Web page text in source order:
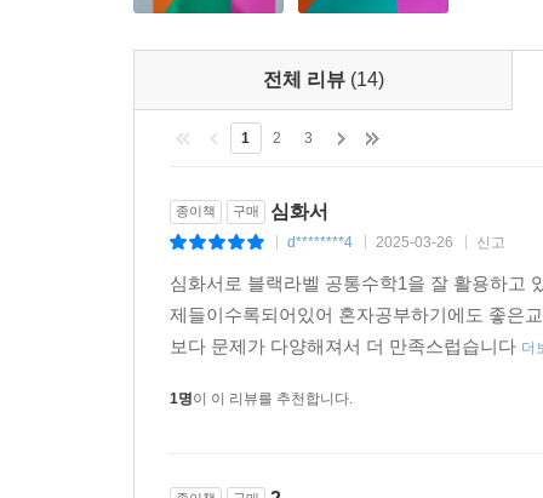
전체 리뷰 (14)
1 2 3
종이책 구매 심화서
d********4 2025-03-26 신고
심화서로 블랙라벨 공통수학1을 잘 활용하고
제들이수록되어있어 혼자공부하기에도 좋은
보다 문제가 다양해져서 더 만족스럽습니다 더
1명이 이 리뷰를 추천합니다.